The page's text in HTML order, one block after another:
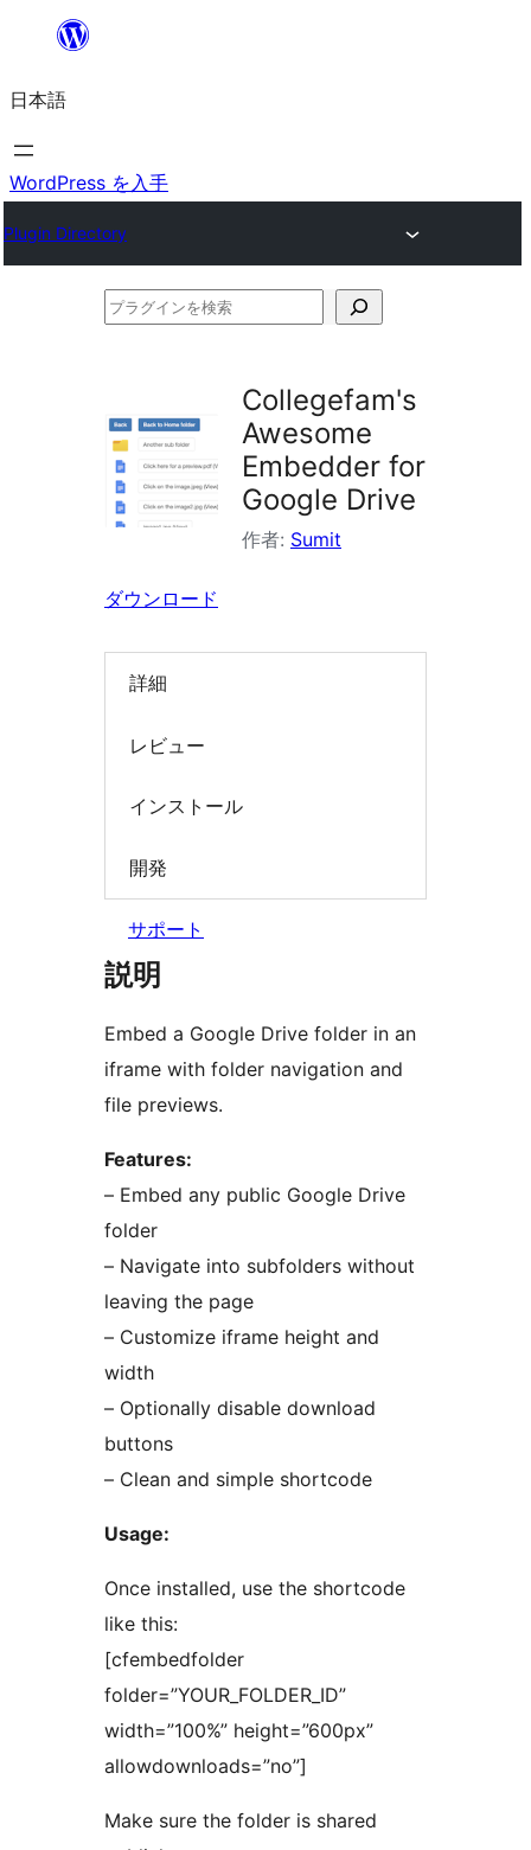
を
ス
キ
プ
日本語
WordPress を入手
Plugin Directory
プ
イ
ン
を
検
Collegefam's
Awesome
Embedder for
Google Drive
作者: Sumit
ダウンロード
詳細
レビュー
インストール
開発
サポート
説明
Embed a Google Drive folder in an
iframe with folder navigation and
file previews.
Features:
– Embed any public Google Drive
folder
– Navigate into subfolders without
leaving the page
– Customize iframe height and
width
– Optionally disable download
buttons
– Clean and simple shortcode
Usage:
Once installed, use the shortcode
like this:
[cfembedfolder
folder=”YOUR_FOLDER_ID”
width=”100%” height=”600px”
allowdownloads=”no”]
Make sure the folder is shared